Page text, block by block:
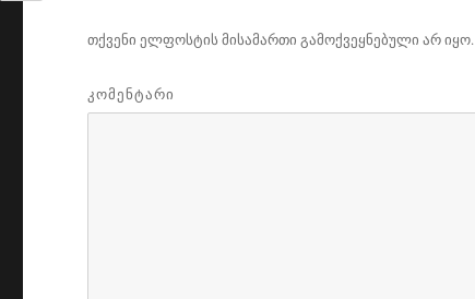
თქვენი ელფოსტის მისამართი გამოქვეყნებული არ იყო.
ᲙᲝᲛᲔᲜᲢᲐᲠᲘ